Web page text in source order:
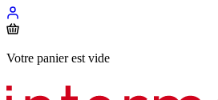
Votre panier est vide